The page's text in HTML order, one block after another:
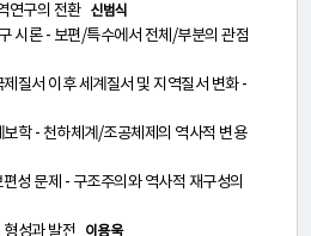
연구의 전환 신범식
시론 - 보편/특수에서 전체/부분의 관점
질서 이후 세계질서 및 지역질서 변화 -
학 - 천하체계/조공체제의 역사적 변용
성 문제 - 구조주의와 역사적 재구성의
성과 발전 이용욱